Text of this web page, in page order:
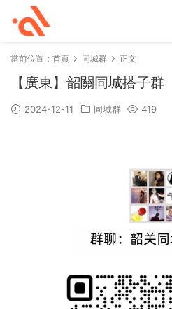
當前位置： 首頁 同城群 正文
【廣東】韶關同城搭子群
2024-12-11 同城群 419